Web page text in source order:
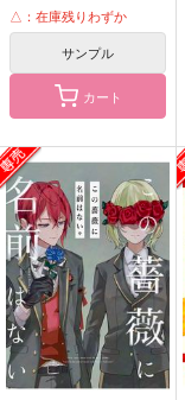
リドル・ローズハート
ジェイド・リーチ
△：在庫残りわずか
サンプル
カート